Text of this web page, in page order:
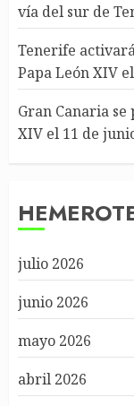
vía del sur de
Tenerife
Papa León XIV
Gran Canaria
XIV el 11 de
julio 2026
junio 2026
mayo 2026
abril 2026